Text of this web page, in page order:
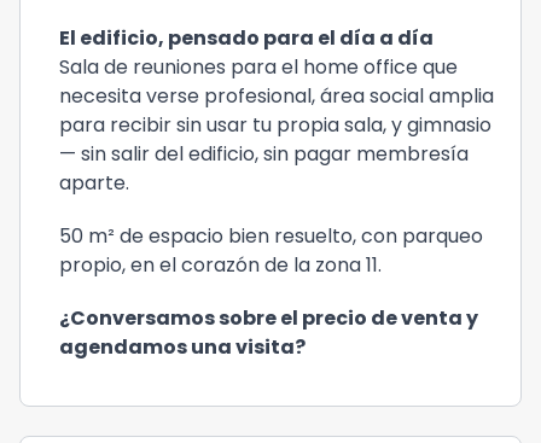
El edificio, pensado para el día a día
Sala de reuniones para el home office que
necesita verse profesional, área social amplia
para recibir sin usar tu propia sala, y gimnasio
— sin salir del edificio, sin pagar membresía
aparte.
50 m² de espacio bien resuelto, con parqueo
propio, en el corazón de la zona 11.
¿Conversamos sobre el precio de venta y
agendamos una visita?